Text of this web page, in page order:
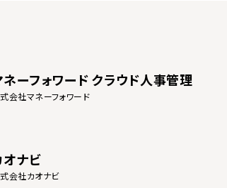
ネーフォワード クラウド人事管理
会社マネーフォワード
オナビ
会社カオナビ